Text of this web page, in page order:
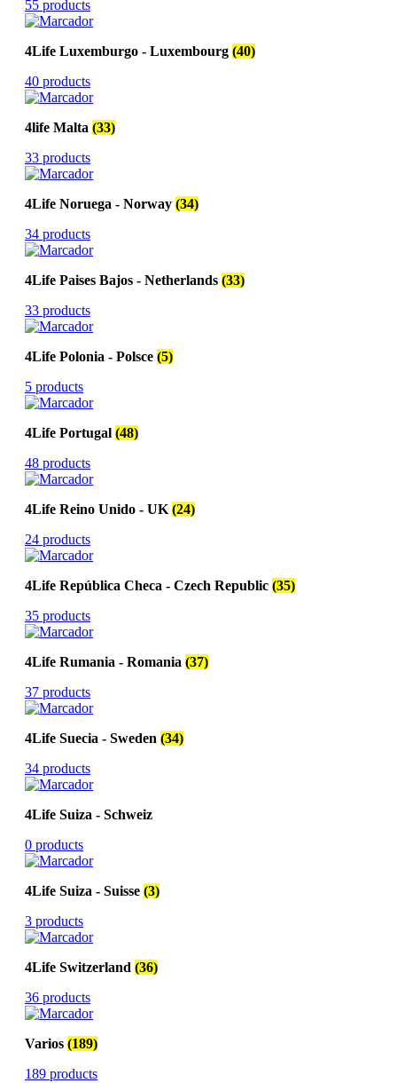
55 products
4Life Luxemburgo - Luxembourg (40)
40 products
4life Malta (33)
33 products
4Life Noruega - Norway (34)
34 products
4Life Paises Bajos - Netherlands (33)
33 products
4Life Polonia - Polsce (5)
5 products
4Life Portugal (48)
48 products
4Life Reino Unido - UK (24)
24 products
4Life República Checa - Czech Republic (35)
35 products
4Life Rumania - Romania (37)
37 products
4Life Suecia - Sweden (34)
34 products
4Life Suiza - Schweiz
0 products
4Life Suiza - Suisse (3)
3 products
4Life Switzerland (36)
36 products
Varios (189)
189 products